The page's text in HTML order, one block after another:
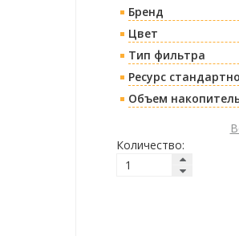
Бренд
Цвет
Тип фильтра
Ресурс
Объем
Количество: